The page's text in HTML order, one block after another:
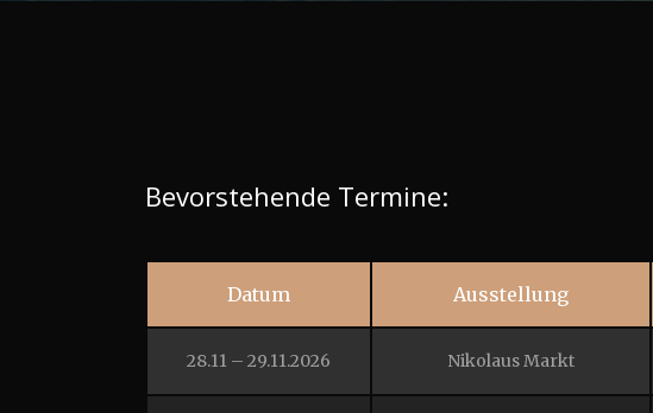
Bevorstehende Termine:
Datum Ausstellung
28.11 – 29.11.2026 Nikolaus Markt